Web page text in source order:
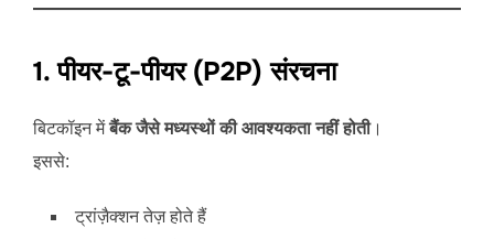
1. पीयर-टू-पीयर (P2P) संरचना
बिटकॉइन मेंबैंक जैसे मध्यस्थों की आवश्यकता नहीं होती।
इससे:
ट्रांज़ैक्शन तेज़ होते हैं